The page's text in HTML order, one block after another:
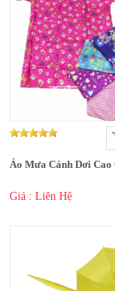
Áo Mưa Cánh Dơi Cao
Giá : Liên Hệ